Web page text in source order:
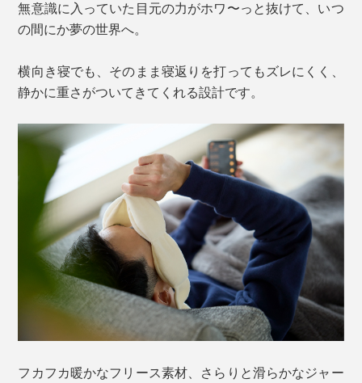
無意識に入っていた目元の力がホワ〜っと抜けて、いつ
の間にか夢の世界へ。
横向き寝でも、そのまま寝返りを打ってもズレにくく、
静かに重さがついてきてくれる設計です。
フカフカ暖かなフリース素材、さらりと滑らかなジャー